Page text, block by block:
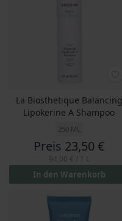
La Biosthetique Balancing
Lipokerine A Shampoo
250 ML
Preis 23,50 €
In den Warenkorb